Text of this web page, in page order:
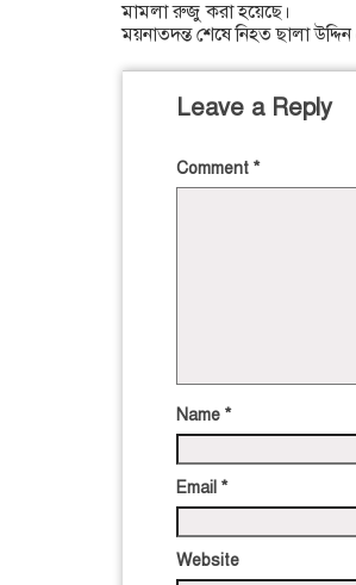
মামলা রুজু করা হয়েছে।
ময়নাতদন্ত শেষে নিহত ছালা
Leave a Reply
Comment *
Name *
Email *
Website